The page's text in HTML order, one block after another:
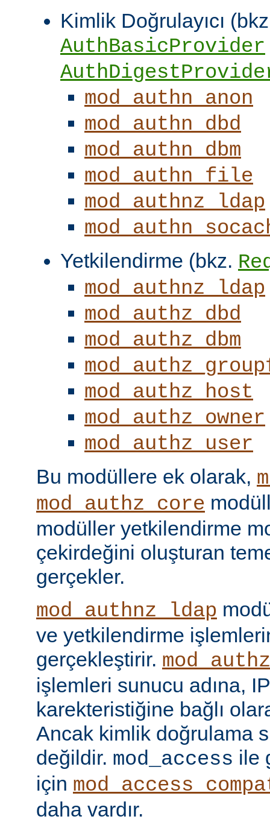
Kimlik Doğrulayıcı
AuthBasicProvider
mod_authn_anon
mod_authn_dbd
mod_authn_dbm
mod_authn_file
mod_authnz_ldap
Yetkilendirme (bkz.
mod_authnz_ldap
mod_authz_dbd
mod_authz_dbm
mod_authz_host
mod_authz_owner
mod_authz_user
Bu modüllere ek olarak,
mod_authz_core
modüller yetkilendirme
çekirdeğini oluşturan
gerçekler.
mod_authnz_ldap
ve yetkilendirme
gerçekleştirir.
işlemleri sunucu adına,
karekteristiğine bağlı
Ancak kimlik doğrulama
değildir. mod_access ile
için
daha vardır.